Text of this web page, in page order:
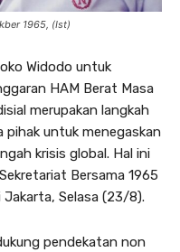
1965, (Ist)
Widodo untuk
HAM Berat Masa
merupakan langkah
pihak untuk menegaskan
krisis global. Hal ini
Bersama 1965
Jakarta, Selasa (23/8).
pendekatan non